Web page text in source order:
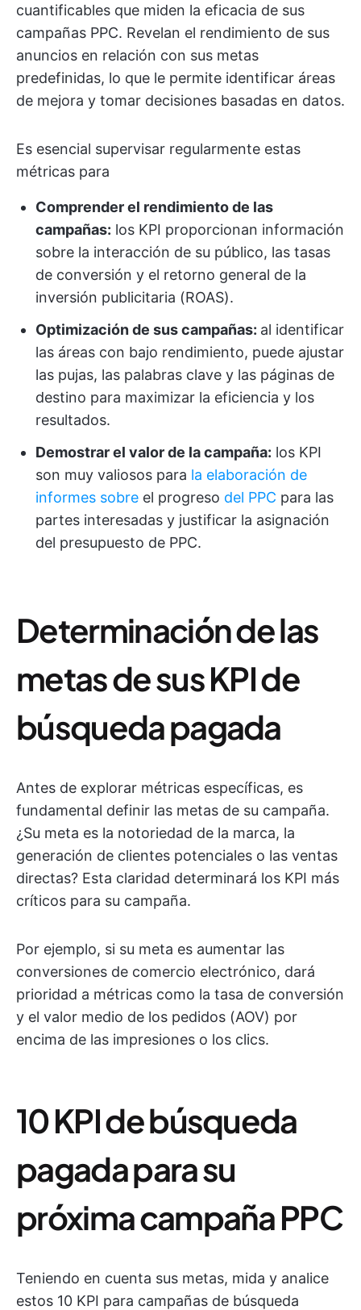
cuantificables que miden la eficacia de sus
campañas PPC. Revelan el rendimiento de sus
anuncios en relación con sus metas
predefinidas, lo que le permite identificar áreas
de mejora y tomar decisiones basadas en datos.
Es esencial supervisar regularmente estas
métricas para
Comprender el rendimiento de las
campañas: los KPI proporcionan información
sobre la interacción de su público, las tasas
de conversión y el retorno general de la
inversión publicitaria (ROAS).
Optimización de sus campañas: al identificar
las áreas con bajo rendimiento, puede ajustar
las pujas, las palabras clave y las páginas de
destino para maximizar la eficiencia y los
resultados.
Demostrar el valor de la campaña: los KPI
son muy valiosos para la elaboración de
informes sobre el progreso del PPC para las
partes interesadas y justificar la asignación
del presupuesto de PPC.
Determinación de las
metas de sus KPI de
búsqueda pagada
Antes de explorar métricas específicas, es
fundamental definir las metas de su campaña.
¿Su meta es la notoriedad de la marca, la
generación de clientes potenciales o las ventas
directas? Esta claridad determinará los KPI más
críticos para su campaña.
Por ejemplo, si su meta es aumentar las
conversiones de comercio electrónico, dará
prioridad a métricas como la tasa de conversión
y el valor medio de los pedidos (AOV) por
encima de las impresiones o los clics.
10 KPI de búsqueda
pagada para su
próxima campaña PPC
Teniendo en cuenta sus metas, mida y analice
estos 10 KPI para campañas de búsqueda